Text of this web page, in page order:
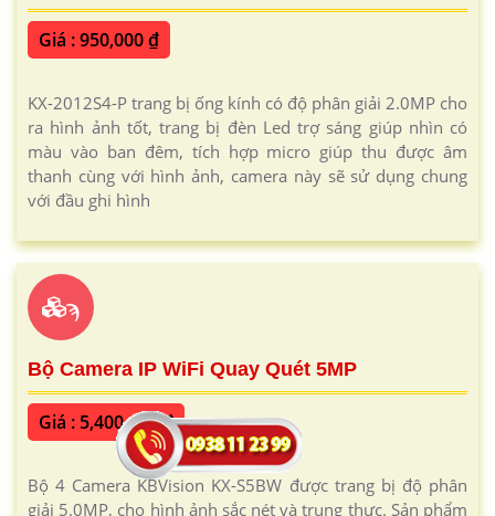
Giá : 950,000 ₫
KX-2012S4-P trang bị ống kính có độ phân giải 2.0MP cho
ra hình ảnh tốt, trang bị đèn Led trợ sáng giúp nhìn có
màu vào ban đêm, tích hợp micro giúp thu được âm
thanh cùng với hình ảnh, camera này sẽ sử dụng chung
với đầu ghi hình
ϡ
Bộ Camera IP WiFi Quay Quét 5MP
Giá : 5,400,000 ₫
Bộ 4 Camera KBVision KX-S5BW được trang bị độ phân
giải 5.0MP, cho hình ảnh sắc nét và trung thực. Sản phẩm